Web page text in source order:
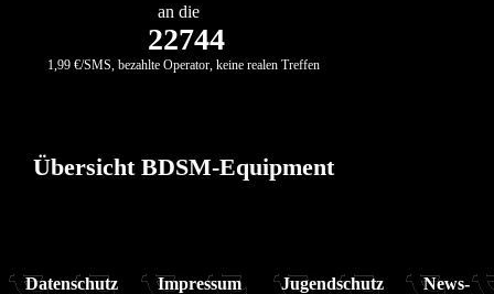
an die
22744
1,99 €/SMS, bezahlte Operator, keine realen Treffen
Übersicht BDSM-Equipment
Datenschutz Impressum Jugendschutz
News-